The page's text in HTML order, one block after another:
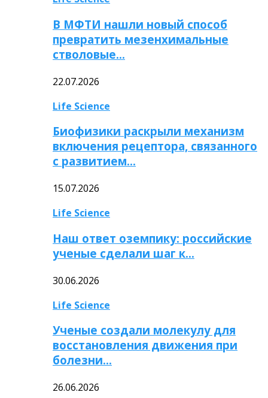
В МФТИ нашли новый способ
превратить мезенхимальные
стволовые…
22.07.2026
Life Science
Биофизики раскрыли механизм
включения рецептора, связанного
с развитием…
15.07.2026
Life Science
Наш ответ оземпику: российские
ученые сделали шаг к…
30.06.2026
Life Science
Ученые создали молекулу для
восстановления движения при
болезни…
26.06.2026